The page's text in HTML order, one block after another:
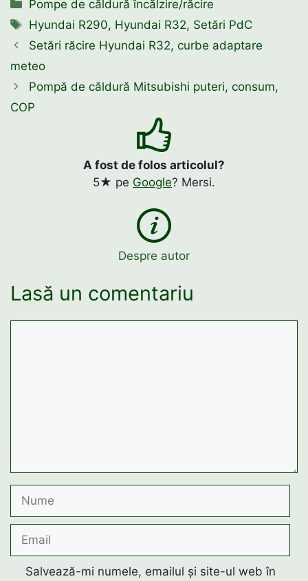
Pompe de căldură încălzire/răcire
Etichete
Hyundai R290, Hyundai R32, Setări PdC
Setări răcire Hyundai R32, curbe adaptare
meteo
Pompă de căldură Mitsubishi puteri, consum,
COP
A fost de folos articolul?
5★ pe Google? Mersi.
Despre autor
Lasă un comentariu
Nume
Email
Salvează-mi numele, emailul și site-ul web în